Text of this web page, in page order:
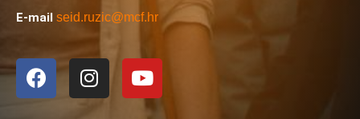
E-mail seid.ruzic@mcf.hr